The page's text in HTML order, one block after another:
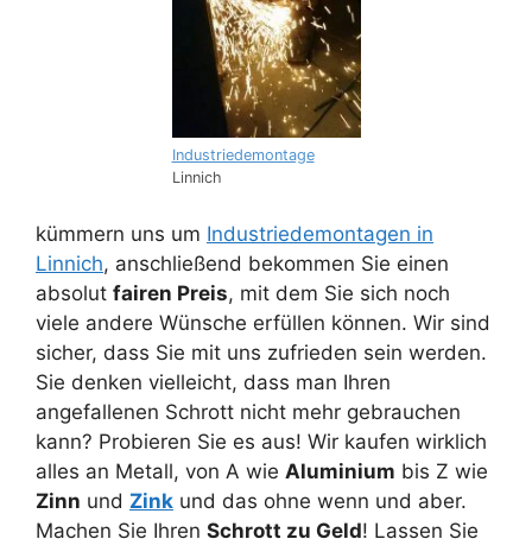
Industriedemontage
Linnich
kümmern uns um Industriedemontagen in
Linnich, anschließend bekommen Sie einen
absolut fairen Preis, mit dem Sie sich noch
viele andere Wünsche erfüllen können. Wir sind
sicher, dass Sie mit uns zufrieden sein werden.
Sie denken vielleicht, dass man Ihren
angefallenen Schrott nicht mehr gebrauchen
kann? Probieren Sie es aus! Wir kaufen wirklich
alles an Metall, von A wie Aluminium bis Z wie
Zinn und Zink und das ohne wenn und aber.
Machen Sie Ihren Schrott zu Geld! Lassen Sie